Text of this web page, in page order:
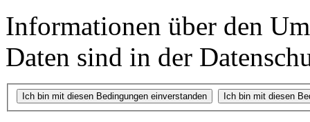
Informationen über den
Daten sind in der